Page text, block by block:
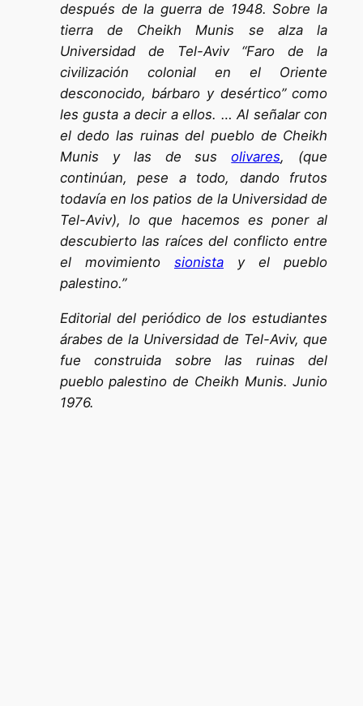
después de la guerra de 1948. Sobre la
tierra de Cheikh Munis se alza la
Universidad de Tel-Aviv “Faro de la
civilización colonial en el Oriente
desconocido, bárbaro y desértico” como
les gusta a decir a ellos. … Al señalar con
el dedo las ruinas del pueblo de Cheikh
Munis y las de susolivares, (que
continúan, pese a todo, dando frutos
todavía en los patios de la Universidad de
Tel-Aviv), lo que hacemos es poner al
descubierto las raíces del conflicto entre
el movimiento sionistay el pueblo
palestino.”
Editorial del periódico de los estudiantes
árabes de la Universidad de Tel-Aviv, que
fue construida sobre las ruinas del
pueblo palestino de Cheikh Munis. Junio
1976.